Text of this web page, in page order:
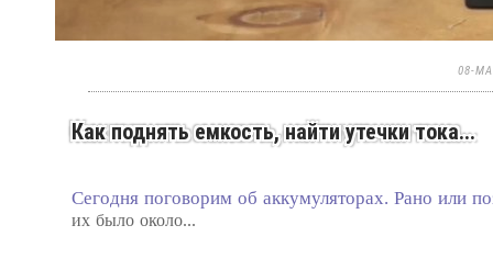
08-
Как поднять емкость, найти утечки тока...
Сегодня поговорим об аккумуляторах. Рано или
их было около...